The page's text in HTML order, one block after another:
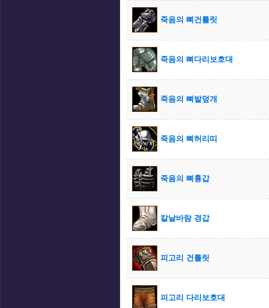
죽음의 뼈건틀릿
죽음의 뼈다리보호대
죽음의 뼈발덮개
죽음의 뼈허리띠
죽음의 뼈흉갑
칼날바람 경갑
피고리 건틀릿
피고리 다리보호대